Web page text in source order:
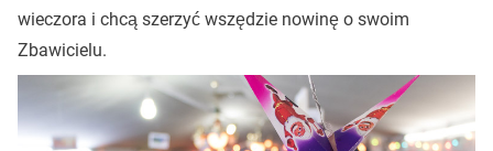
wieczora i chcą szerzyć wszędzie nowinę o swoim
Zbawicielu.